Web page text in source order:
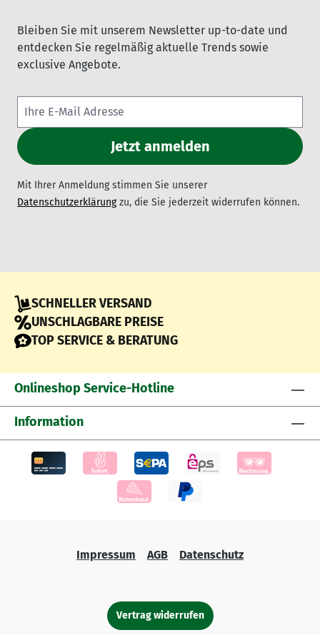
Bleiben Sie mit unserem Newsletter up-to-date und
entdecken Sie regelmäßig aktuelle Trends sowie
exclusive Angebote.
Mit Ihrer Anmeldung stimmen Sie unserer
Datenschutzerklärungzu, die Sie jederzeit widerrufen können.
SCHNELLER VERSAND
UNSCHLAGBARE PREISE
TOP SERVICE & BERATUNG
Onlineshop Service-Hotline
Information
Impressum AGB Datenschutz
Vertrag widerrufen